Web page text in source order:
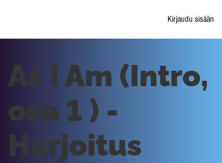
Kirjaudu sisään
As I Am (Intro,
osa 1 ) -
Harjoitus